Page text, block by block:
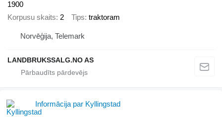
1900
Korpusu skaits 2 Tips traktoram
Norvēģija, Telemark
LANDBRUKSSALG.NO AS
Informācija par Kyllingstad